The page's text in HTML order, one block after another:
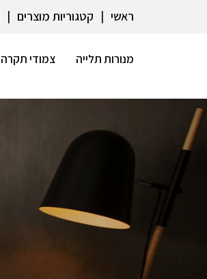
ראשי קטגוריות מוצרים
מנורות תלייה צמודי תקרה